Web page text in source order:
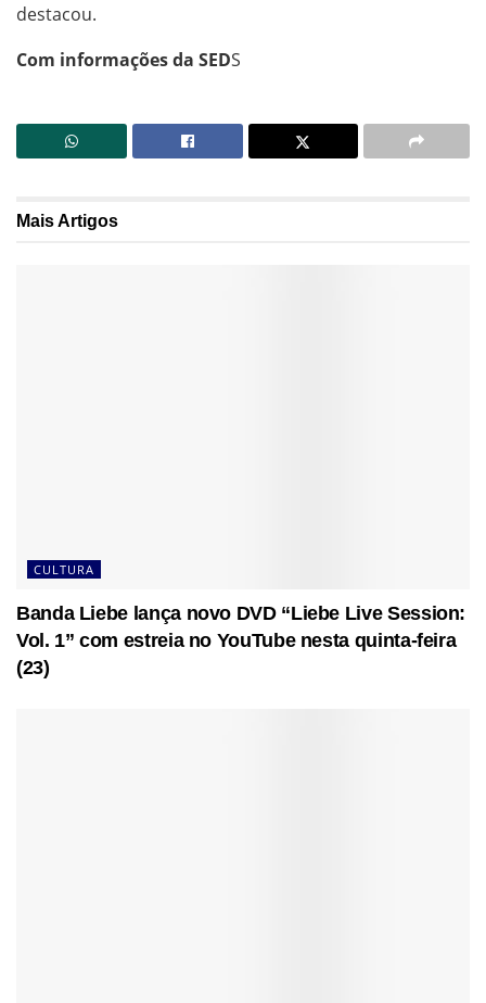
destacou.
Com informações da SEDS
MaisArtigos
CULTURA
Banda Liebe lança novo DVD “Liebe Live Session:
Vol. 1” com estreia no YouTube nesta quinta-feira
(23)